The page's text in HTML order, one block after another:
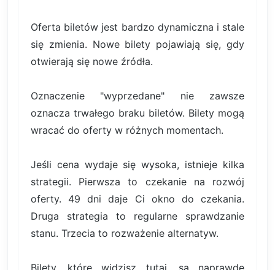
Oferta biletów jest bardzo dynamiczna i stale
się zmienia. Nowe bilety pojawiają się, gdy
otwierają się nowe źródła.
Oznaczenie "wyprzedane" nie zawsze
oznacza trwałego braku biletów. Bilety mogą
wracać do oferty w różnych momentach.
Jeśli cena wydaje się wysoka, istnieje kilka
strategii. Pierwsza to czekanie na rozwój
oferty. 49 dni daje Ci okno do czekania.
Druga strategia to regularne sprawdzanie
stanu. Trzecia to rozważenie alternatyw.
Bilety, które widzisz tutaj, są naprawdę